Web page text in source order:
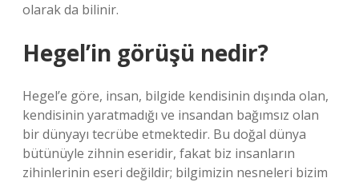
olarak da bilinir.
Hegel’in görüşü nedir?
Hegel’e göre, insan, bilgide kendisinin dışında olan,
kendisinin yaratmadığı ve insandan bağımsız olan
bir dünyayı tecrübe etmektedir. Bu doğal dünya
bütünüyle zihnin eseridir, fakat biz insanların
zihinlerinin eseri değildir; bilgimizin nesneleri bizim